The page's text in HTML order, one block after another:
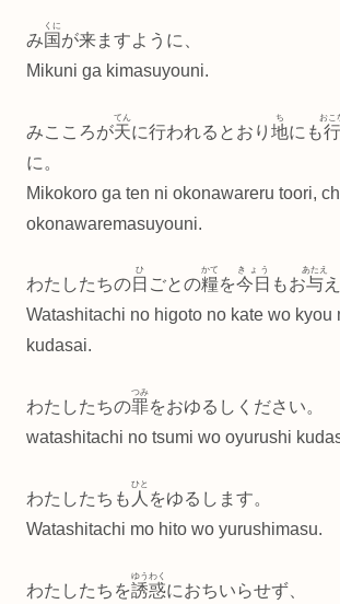
み 国
くに
が来ますように、
Mikuni ga kimasuyouni.
みこころが天
てん
に行われるとおり 地
ち
にも行
おこ
に。
Mikokoro ga ten ni okonawareru toori,
okonawaremasuyouni.
わたしたちの日
ひ
ごとの糧
かて
を今日
きょう
もお与
あたえ
Watashitachi no higoto no kate wo kyou
kudasai.
わたしたちの罪
つみ
をおゆるしください。
watashitachi no tsumi wo oyurushi
わたしたちも 人
ひと
をゆるします。
Watashitachi mo hito wo yurushimasu.
わたしたちを誘惑
ゆうわく
におちいらせず、